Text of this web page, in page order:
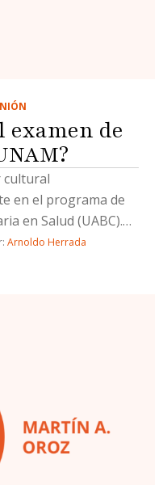
examen de
cultural
en el programa de
en Salud (UABC).
salud pública
Arnoldo Herrada